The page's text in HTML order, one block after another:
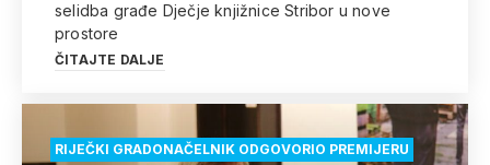
selidba građe Dječje knjižnice Stribor u nove
prostore
ČITAJTE DALJE
RIJEČKI GRADONAČELNIK ODGOVORIO PREMIJERU